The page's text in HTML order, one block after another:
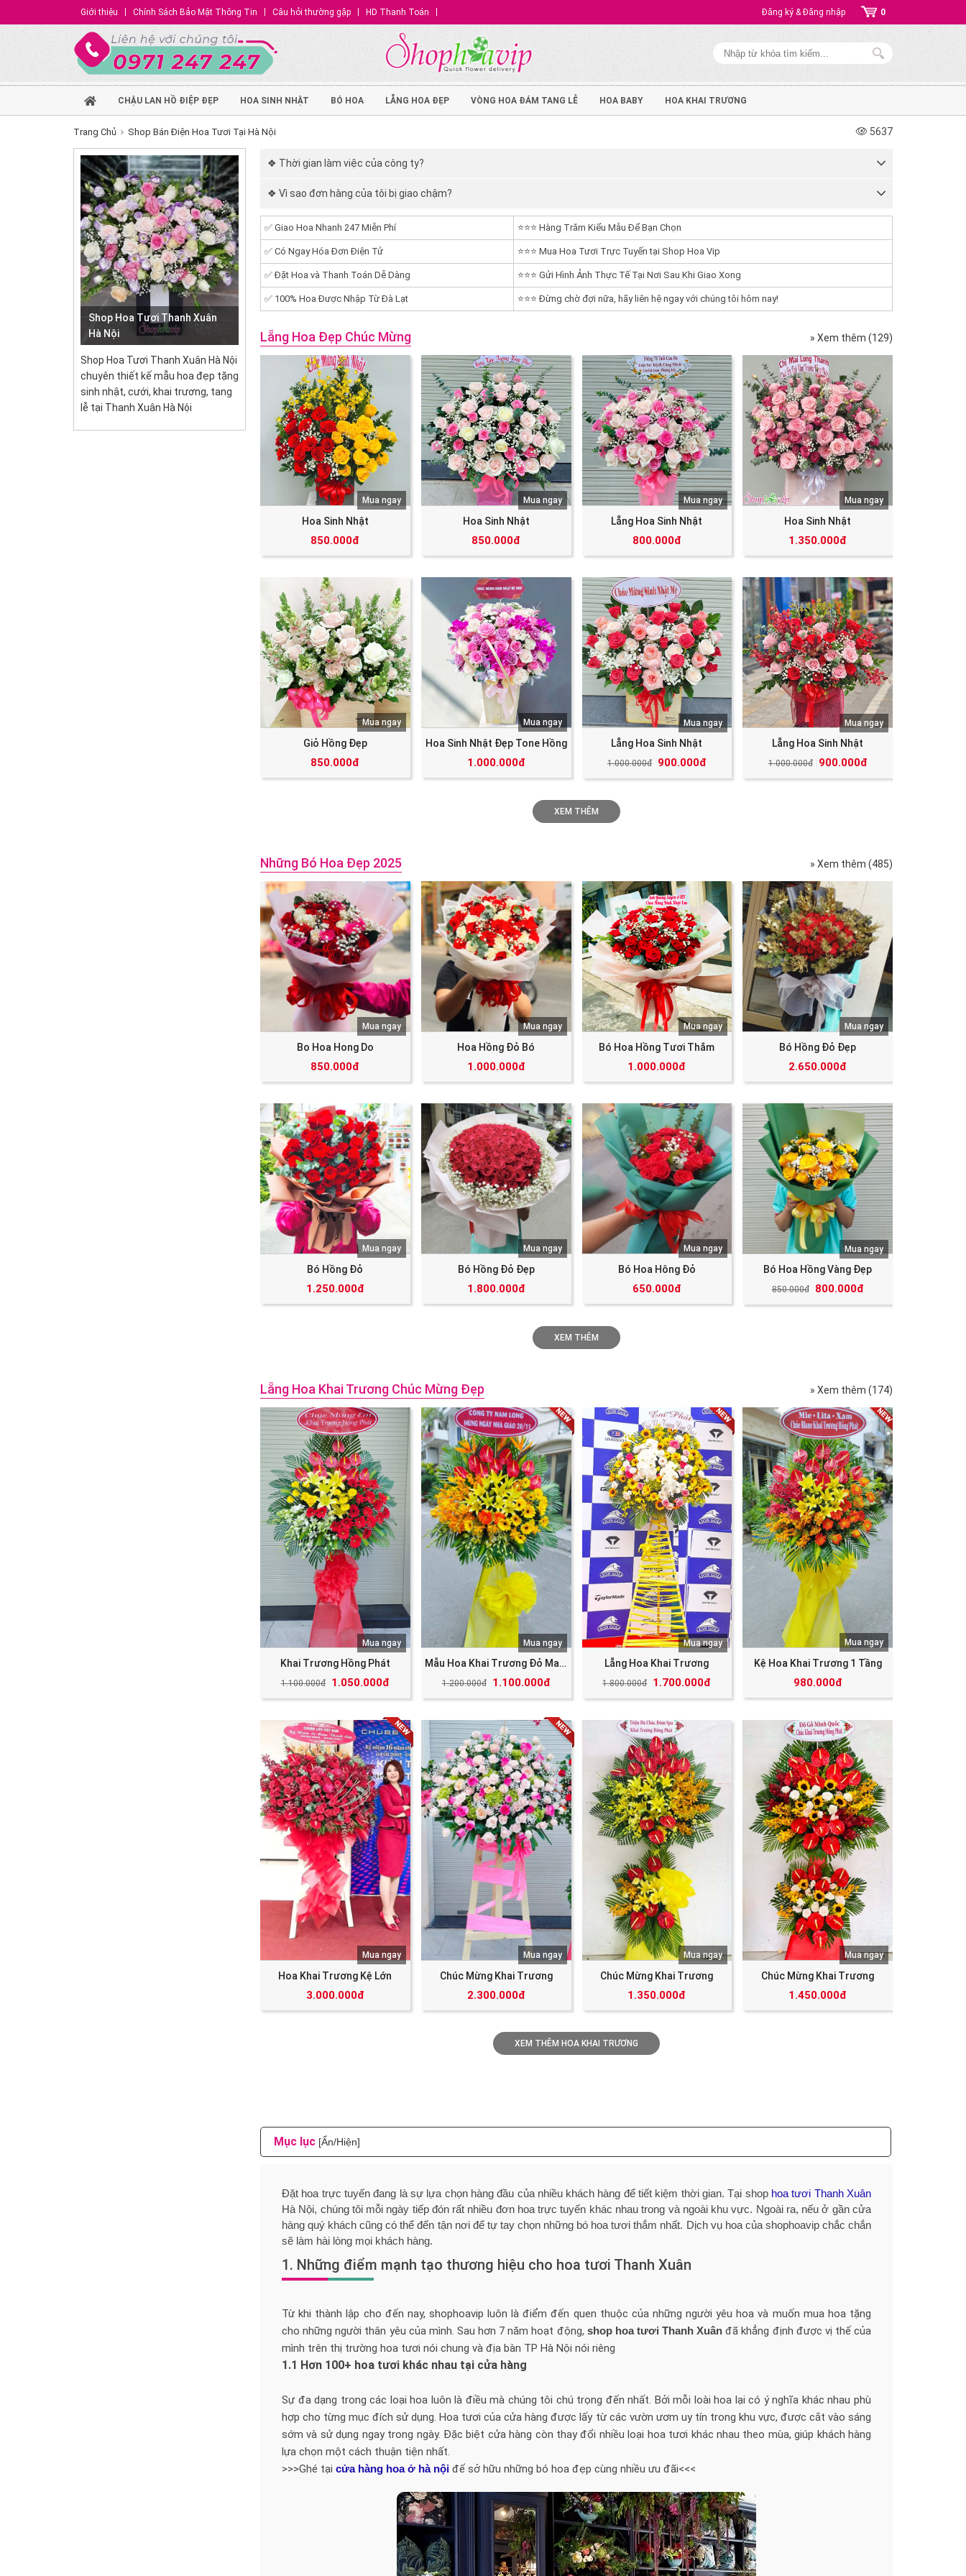
Giới thiệu Chính Sách Bảo Mật Thông Tin Câu hỏi thường gặp HD Thanh Toán Đăng ký & Đăng nhập 0
CHẬU LAN HỒ ĐIỆP ĐẸP HOA SINH NHẬT BÓ HOA LẴNG HOA ĐẸP VÒNG HOA ĐÁM TANG LỄ HOA BABY HOA KHAI TRƯƠNG
Trang Chủ Shop Bán Điện Hoa Tươi Tại Hà Nội 5637
Shop Hoa Tươi Thanh Xuân
Hà Nội
Shop Hoa Tươi Thanh Xuân Hà Nội
chuyên thiết kế mẫu hoa đẹp tặng
sinh nhật, cưới, khai trương, tang
lễ tại Thanh Xuân Hà Nội
❖ Thời gian làm việc của công ty?
❖ Vì sao đơn hàng của tôi bị giao chậm?
✅ Giao Hoa Nhanh 247 Miễn Phí ⭐⭐⭐ Hàng Trăm Kiểu Mẫu Để Bạn Chọn
✅ Có Ngay Hóa Đơn Điện Tử ⭐⭐⭐ Mua Hoa Tươi Trực Tuyến tại Shop Hoa Vip
✅ Đặt Hoa và Thanh Toán Dễ Dàng ⭐⭐⭐ Gửi Hình Ảnh Thực Tế Tại Nơi Sau Khi Giao Xong
✅ 100% Hoa Được Nhập Từ Đà Lạt ⭐⭐⭐ Đừng chờ đợi nữa, hãy liên hệ ngay với chúng tôi hôm nay!
Lẵng Hoa Đẹp Chúc Mừng » Xem thêm (129)
Hoa Sinh Nhật
850.000đ
Mua ngay
Hoa Sinh Nhật
850.000đ
Mua ngay
Lẵng Hoa Sinh Nhật
800.000đ
Mua ngay
Hoa Sinh Nhật
1.350.000đ
Mua ngay
Giỏ Hồng Đẹp
850.000đ
Mua ngay
Hoa Sinh Nhật Đẹp Tone Hồng
1.000.000đ
Mua ngay
Lẵng Hoa Sinh Nhật
1.000.000đ 900.000đ
Mua ngay
Lẵng Hoa Sinh Nhật
1.000.000đ 900.000đ
Mua ngay
XEM THÊM
Những Bó Hoa Đẹp 2025 » Xem thêm (485)
Bo Hoa Hong Do
850.000đ
Mua ngay
Hoa Hồng Đỏ Bó
1.000.000đ
Mua ngay
Bó Hoa Hồng Tươi Thắm
1.000.000đ
Mua ngay
Bó Hồng Đỏ Đẹp
2.650.000đ
Mua ngay
Bó Hồng Đỏ
1.250.000đ
Mua ngay
Bó Hồng Đỏ Đẹp
1.800.000đ
Mua ngay
Bó Hoa Hông Đỏ
650.000đ
Mua ngay
Bó Hoa Hồng Vàng Đẹp
850.000đ 800.000đ
Mua ngay
XEM THÊM
Lẵng Hoa Khai Trương Chúc Mừng Đẹp » Xem thêm (174)
Khai Trương Hồng Phát
1.100.000đ 1.050.000đ
Mua ngay
Mẫu Hoa Khai Trương Đỏ May Mắn Tài Lộc
1.200.000đ 1.100.000đ
Mua ngay
Lẵng Hoa Khai Trương
1.800.000đ 1.700.000đ
Mua ngay
Kệ Hoa Khai Trương 1 Tầng
980.000đ
Mua ngay
Hoa Khai Trương Kệ Lớn
3.000.000đ
Mua ngay
Chúc Mừng Khai Trương
2.300.000đ
Mua ngay
Chúc Mừng Khai Trương
1.350.000đ
Mua ngay
Chúc Mừng Khai Trương
1.450.000đ
Mua ngay
XEM THÊM HOA KHAI TRƯƠNG
Mục lục [Ẩn/Hiện]
Đặt hoa trực tuyến đang là sự lựa chọn hàng đầu của nhiều khách hàng để tiết kiệm thời gian. Tại shop hoa tươi Thanh Xuân
Hà Nội, chúng tôi mỗi ngày tiếp đón rất nhiều đơn hoa trực tuyến khác nhau trong và ngoài khu vực. Ngoài ra, nếu ở gần cửa
hàng quý khách cũng có thể đến tận nơi để tự tay chọn những bó hoa tươi thắm nhất. Dịch vụ hoa của shophoavip chắc chắn
sẽ làm hài lòng mọi khách hàng.
1. Những điểm mạnh tạo thương hiệu cho hoa tươi Thanh Xuân
Từ khi thành lập cho đến nay, shophoavip luôn là điểm đến quen thuộc của những người yêu hoa và muốn mua hoa tặng
cho những người thân yêu của mình. Sau hơn 7 năm hoạt động, shop hoa tươi Thanh Xuân đã khẳng định được vị thế của
mình trên thị trường hoa tươi nói chung và địa bàn TP Hà Nội nói riêng
1.1 Hơn 100+ hoa tươi khác nhau tại cửa hàng
Sự đa dạng trong các loại hoa luôn là điều mà chúng tôi chú trọng đến nhất. Bởi mỗi loài hoa lại có ý nghĩa khác nhau phù
hợp cho từng mục đích sử dụng. Hoa tươi của cửa hàng được lấy từ các vườn ươm uy tín trong khu vực, được cắt vào sáng
sớm và sử dụng ngay trong ngày. Đặc biệt cửa hàng còn thay đổi nhiều loại hoa tươi khác nhau theo mùa, giúp khách hàng
lựa chọn một cách thuận tiện nhất.
>>>Ghé tại cửa hàng hoa ở hà nội đế sở hữu những bó hoa đẹp cùng nhiều ưu đãi<<<